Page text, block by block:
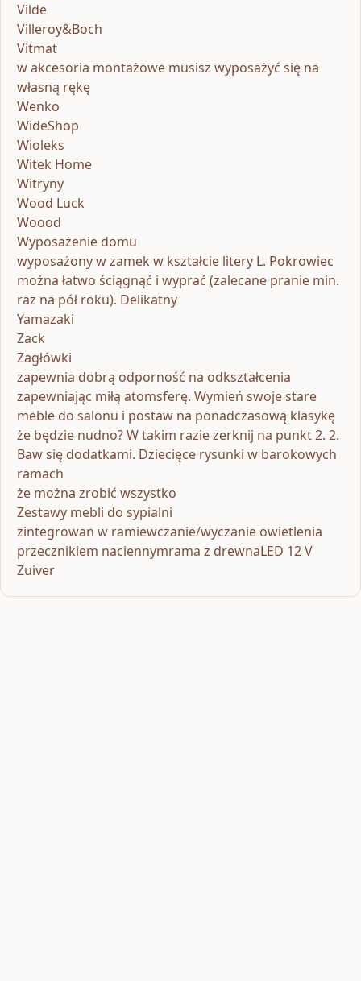
Vilde
Villeroy&Boch
Vitmat
w akcesoria montażowe musisz wyposażyć się na
własną rękę
Wenko
WideShop
Wioleks
Witek Home
Witryny
Wood Luck
Woood
Wyposażenie domu
wyposażony w zamek w kształcie litery L. Pokrowiec
można łatwo ściągnąć i wyprać (zalecane pranie min.
raz na pół roku). Delikatny
Yamazaki
Zack
Zagłówki
zapewnia dobrą odporność na odkształcenia
zapewniając miłą atomsferę. Wymień swoje stare
meble do salonu i postaw na ponadczasową klasykę
że będzie nudno? W takim razie zerknij na punkt 2. 2.
Baw się dodatkami. Dziecięce rysunki w barokowych
ramach
że można zrobić wszystko
Zestawy mebli do sypialni
zintegrowan w ramiewczanie/wyczanie owietlenia
przecznikiem naciennymrama z drewnaLED 12 V
Zuiver